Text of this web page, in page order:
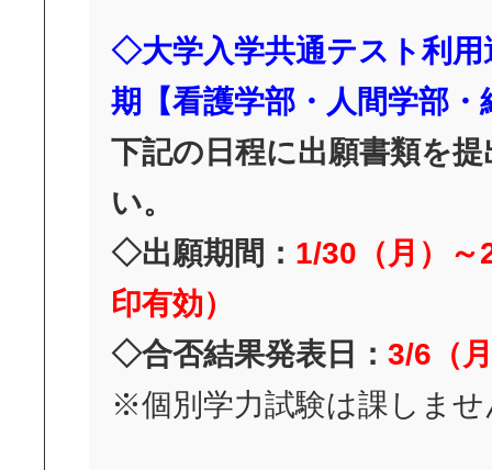
◇大学入学共通テスト利
期【看護学部・人間学部・
下記の日程に出願書類を
い。
◇出願期間： 1/30 （月）
印有効）
◇合否結果発表日： 3/6 （
※個別学力試験は課しませ